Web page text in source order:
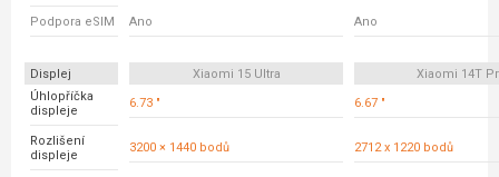
Podpora eSIM Ano Ano
Displej Xiaomi 15 Ultra
Xiaomi 14T
Úhlopříčka
displeje
6.73 " 6.67 "
Rozlišení
displeje
3200 × 1440 bodů 2712 x 1220 bodů